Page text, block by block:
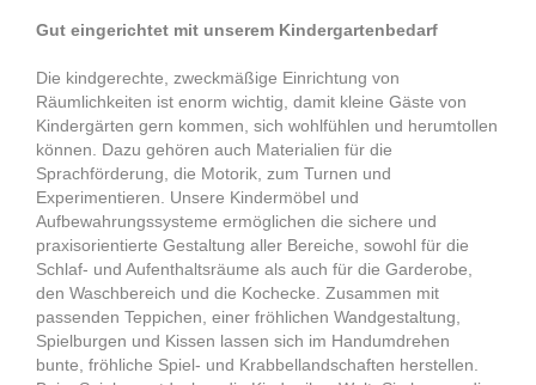
Gut eingerichtet mit unserem Kindergartenbedarf
Die kindgerechte, zweckmäßige Einrichtung von
Räumlichkeiten ist enorm wichtig, damit kleine Gäste von
Kindergärten gern kommen, sich wohlfühlen und herumtollen
können. Dazu gehören auch Materialien für die
Sprachförderung, die Motorik, zum Turnen und
Experimentieren. Unsere Kindermöbel und
Aufbewahrungssysteme ermöglichen die sichere und
praxisorientierte Gestaltung aller Bereiche, sowohl für die
Schlaf- und Aufenthaltsräume als auch für die Garderobe,
den Waschbereich und die Kochecke. Zusammen mit
passenden Teppichen, einer fröhlichen Wandgestaltung,
Spielburgen und Kissen lassen sich im Handumdrehen
bunte, fröhliche Spiel- und Krabbellandschaften herstellen.